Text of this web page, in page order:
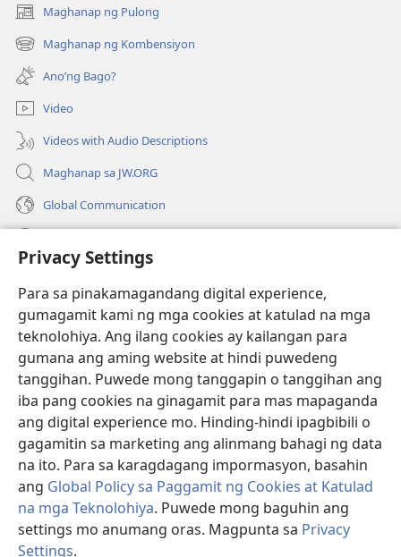
Privacy Settings
Para sa pinakamagandang digital experience,
gumagamit kami ng mga cookies at katulad na mga
teknolohiya. Ang ilang cookies ay kailangan para
gumana ang aming website at hindi puwedeng
tanggihan. Puwede mong tanggapin o tanggihan ang
iba pang cookies na ginagamit para mas mapaganda
ang digital experience mo. Hinding-hindi ipagbibili o
gagamitin sa marketing ang alinmang bahagi ng data
na ito. Para sa karagdagang impormasyon, basahin
ang Global Policy sa Paggamit ng Cookies at Katulad
na mga Teknolohiya. Puwede mong baguhin ang
settings mo anumang oras. Magpunta sa Privacy
Settings.
Maghanap ng Pulong
(may
bubukas
na
bagong
window)
Maghanap ng Kombensiyon
(may
bubukas
na
bagong
window)
Ano’ng Bago?
Video
Videos with Audio Descriptions
Maghanap sa JW.ORG
Global Communication
(may
na
bagong
window)
Watchtower ONLINE LIBRARY™
(may
bubukas
na
bagong
window)
JW Hub ®
(may
bubukas
bagong
window)
JW Library ®
Watchtower Library®
Copyright